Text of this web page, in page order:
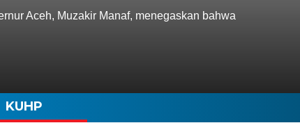
Aceh, Muzakir Manaf, menegaskan bahwa
KUHP